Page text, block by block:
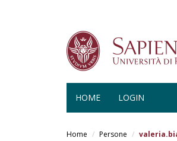
HOME LOGIN
Home Persone